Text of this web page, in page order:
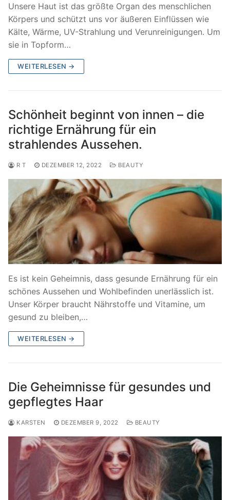
Unsere Haut ist das größte Organ des menschlichen
Körpers und schützt uns vor äußeren Einflüssen wie
Kälte, Wärme, UV-Strahlung und Verunreinigungen. Um
sie in Topform…
WEITERLESEN →
Schönheit beginnt von innen – die
richtige Ernährung für ein
strahlendes Aussehen.
R T DEZEMBER 12, 2022 BEAUTY
Es ist kein Geheimnis, dass gesunde Ernährung für ein
schönes Aussehen und Wohlbefinden unerlässlich ist.
Unser Körper braucht Nährstoffe und Vitamine, um
gesund zu bleiben,…
WEITERLESEN →
Die Geheimnisse für gesundes und
gepflegtes Haar
KARSTEN DEZEMBER 9, 2022 BEAUTY